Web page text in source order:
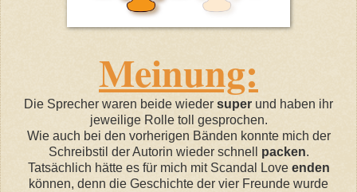
Meinung:
Die Sprecher waren beide wieder super und haben ihr
jeweilige Rolle toll gesprochen.
Wie auch bei den vorherigen Bänden konnte mich der
Schreibstil der Autorin wieder schnell packen.
Tatsächlich hätte es für mich mit Scandal Love enden
können, denn die Geschichte der vier Freunde wurde